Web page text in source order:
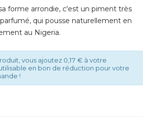
forme arrondie, c'est un piment très
qui pousse naturellement en
au Nigeria.
vous ajoutez 0,17 € à votre
en bon de réduction pour votre
!